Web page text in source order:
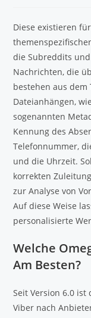
Diese existieren
die Subreddits
Nachrichten, die
bestehen aus
Dateianhängen,
sogenannten
Kennung des
Telefonnummer,
und die Uhrzeit.
korrekten
zur Analyse von
Auf diese Weise
personalisierte
Welche
Am Besten?
Seit Version 6.0 ist
Viber nach